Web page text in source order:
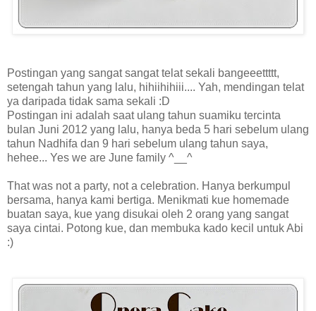
Postingan yang sangat sangat telat sekali bangeeettttt,
setengah tahun yang lalu, hihiihihiii.... Yah, mendingan telat
ya daripada tidak sama sekali :D
Postingan ini adalah saat ulang tahun suamiku tercinta
bulan Juni 2012 yang lalu, hanya beda 5 hari sebelum ulang
tahun Nadhifa dan 9 hari sebelum ulang tahun saya,
hehee... Yes we are June family ^__^
That was not a party, not a celebration. Hanya berkumpul
bersama, hanya kami bertiga. Menikmati kue homemade
buatan saya, kue yang disukai oleh 2 orang yang sangat
saya cintai. Potong kue, dan membuka kado kecil untuk Abi
:)